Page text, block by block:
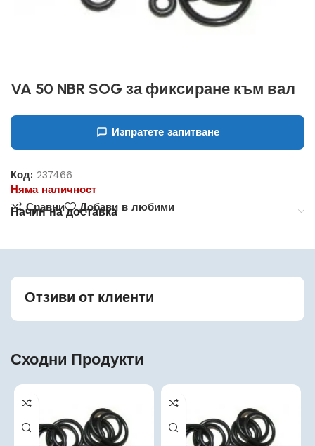
VA 50 NBR SOG за фиксиране към вал
Изпратете запитване
Код:237466
Няма наличност
Сравни
Добави в любими
Начин на доставка
Отзиви от клиенти
Сходни Продукти